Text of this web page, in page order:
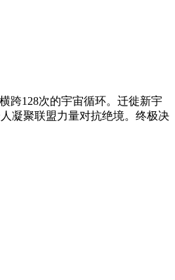
跨128次的宇宙循环。迁徙新宇
凝聚联盟力量对抗绝境。终极决